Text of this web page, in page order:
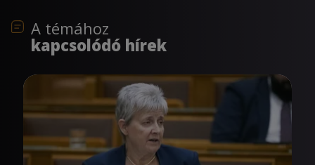
A témához
kapcsolódó hírek